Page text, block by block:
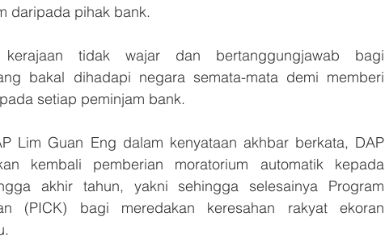
daripada pihak bank.
tidak wajar dan bertanggungjawab bagi
bakal dihadapi negara semata-mata demi memberi
setiap peminjam bank.
Lim Guan Eng dalam kenyataan akhbar berkata, DAP
kembali pemberian moratorium automatik kepada
akhir tahun, yakni sehingga selesainya Program
(PICK) bagi meredakan keresahan rakyat ekoran